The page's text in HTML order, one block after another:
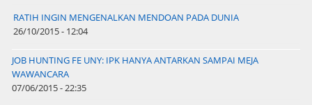
RATIH INGIN MENGENALKAN MENDOAN PADA DUNIA
26/10/2015 - 12:04
JOB HUNTING FE UNY: IPK HANYA ANTARKAN SAMPAI MEJA
WAWANCARA
07/06/2015 - 22:35